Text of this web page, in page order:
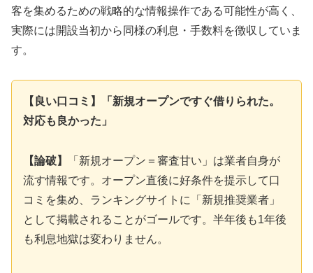
客を集めるための戦略的な情報操作である可能性が高く、
実際には開設当初から同様の利息・手数料を徴収していま
す。
【良い口コミ】「新規オープンですぐ借りられた。
対応も良かった」
【論破】
「新規オープン＝審査甘い」は業者自身が
流す情報です。オープン直後に好条件を提示して口
コミを集め、ランキングサイトに「新規推奨業者」
として掲載されることがゴールです。半年後も1年後
も利息地獄は変わりません。